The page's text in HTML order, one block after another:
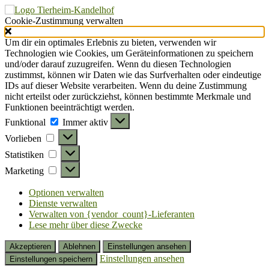
Cookie-Zustimmung verwalten
Um dir ein optimales Erlebnis zu bieten, verwenden wir
Technologien wie Cookies, um Geräteinformationen zu speichern
und/oder darauf zuzugreifen. Wenn du diesen Technologien
zustimmst, können wir Daten wie das Surfverhalten oder eindeutige
IDs auf dieser Website verarbeiten. Wenn du deine Zustimmung
nicht erteilst oder zurückziehst, können bestimmte Merkmale und
Funktionen beeinträchtigt werden.
Funktional
Funktional
Immer aktiv
Vorlieben
Vorlieben
Statistiken Statistiken
Marketing Marketing
Optionen verwalten
Dienste verwalten
Verwalten von {vendor_count}-Lieferanten
Lese mehr über diese Zwecke
Akzeptieren Ablehnen
Einstellungen ansehen
Einstellungen speichern
Einstellungen ansehen